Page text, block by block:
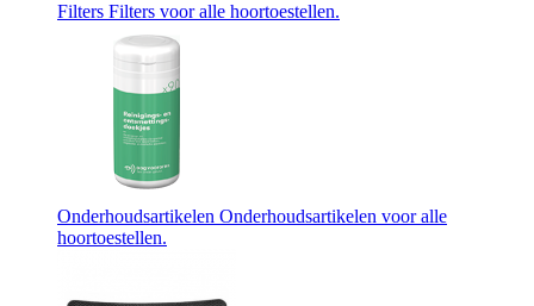
Filters Filters voor alle hoortoestellen.
Onderhoudsartikelen Onderhoudsartikelen voor alle
hoortoestellen.